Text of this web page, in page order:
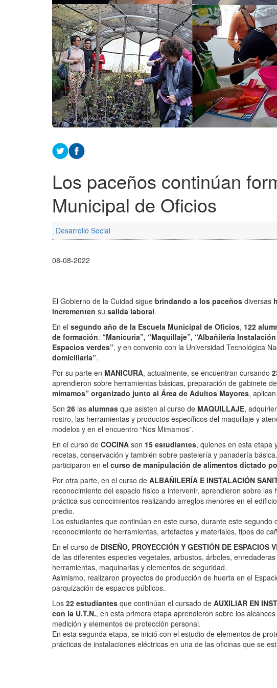
Los paceños continúan
Municipal de Oficios
Desarrollo Social
08-08-2022
El Gobierno de la Cuidad sigue brindando a los paceños diversas
incrementen su salida laboral.
En el segundo año de la Escuela Municipal de Oficios, 122
de formación: “Manicuria”, “Maquillaje”, “Albañilería
Espacios verdes”, y en convenio con la Universidad Tecnológica
domiciliaria”.
Por su parte en MANICURA, actualmente, se encuentran cursando
aprendieron sobre herramientas básicas, preparación de gabinete
mimamos” organizado junto al Área de Adultos Mayores,
Son 26 las alumnas que asisten al curso de MAQUILLAJE,
rostro, las herramientas y productos específicos del maquillaje y
modelos y en el encuentro “Nos Mimamos”.
En el curso de COCINA son 15 estudiantes, quienes en esta etapa
recetas, conservación y también sobre pastelería y panadería
participaron en el curso de manipulación de alimentos dictado
Por otra parte, en el curso de ALBAÑILERÍA E INSTALACIÓN
reconocimiento del espacio físico a intervenir, aprendieron sobre
práctica sus conocimientos realizando arreglos menores en el
predio.
Los estudiantes que continúan en este curso, durante este
reconocimiento de herramientas, artefactos y materiales, tipos de
En el curso de DISEÑO, PROYECCIÓN Y GESTIÓN DE ESPACIOS
de las diferentes especies vegetales, arbustos, árboles,
herramientas, maquinarias y elementos de seguridad.
Asimismo, realizaron proyectos de producción de huerta en el
parquización de espacios públicos.
Los 22 estudiantes que continúan el cursado de AUXILIAR EN
con la U.T.N., en esta primera etapa aprendieron sobre los
medición y elementos de protección personal.
En esta segunda etapa, se inició con el estudio de elementos de
prácticas de instalaciones eléctricas en una de las oficinas que se